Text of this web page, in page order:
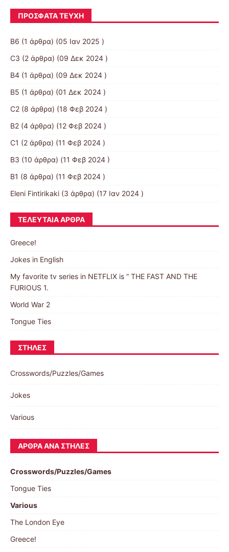
ΠΡΌΣΦΑΤΑ ΤΕΎΧΗ
B6 (1 άρθρα) (05 Ιαν 2025 )
C3 (2 άρθρα) (09 Δεκ 2024 )
B4 (1 άρθρα) (09 Δεκ 2024 )
B5 (1 άρθρα) (01 Δεκ 2024 )
C2 (8 άρθρα) (18 Φεβ 2024 )
B2 (4 άρθρα) (12 Φεβ 2024 )
C1 (2 άρθρα) (11 Φεβ 2024 )
Β3 (10 άρθρα) (11 Φεβ 2024 )
B1 (8 άρθρα) (11 Φεβ 2024 )
Eleni Fintirikaki (3 άρθρα) (17 Ιαν 2024 )
ΤΕΛΕΥΤΑΊΑ ΆΡΘΡΑ
Greece!
Jokes in English
My favorite tv series in NETFLIX is “ THE FAST AND THE
FURIOUS 1.
World War 2
Tongue Ties
ΣΤΉΛΕΣ
Crosswords/Puzzles/Games
Jokes
Various
ΆΡΘΡΑ ΑΝΆ ΣΤΉΛΕΣ
Crosswords/Puzzles/Games
Tongue Ties
Various
The London Eye
Greece!